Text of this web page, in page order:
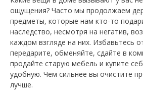
ощущения? Часто мы продолжаем
предметы, которые нам кто-то
наследство, несмотря на негатив,
каждом взгляде на них. Избавьтесь
передарите, обменяйте, сдайте в
продайте старую мебель и купите
удобную. Чем сильнее вы очистите
лучше.